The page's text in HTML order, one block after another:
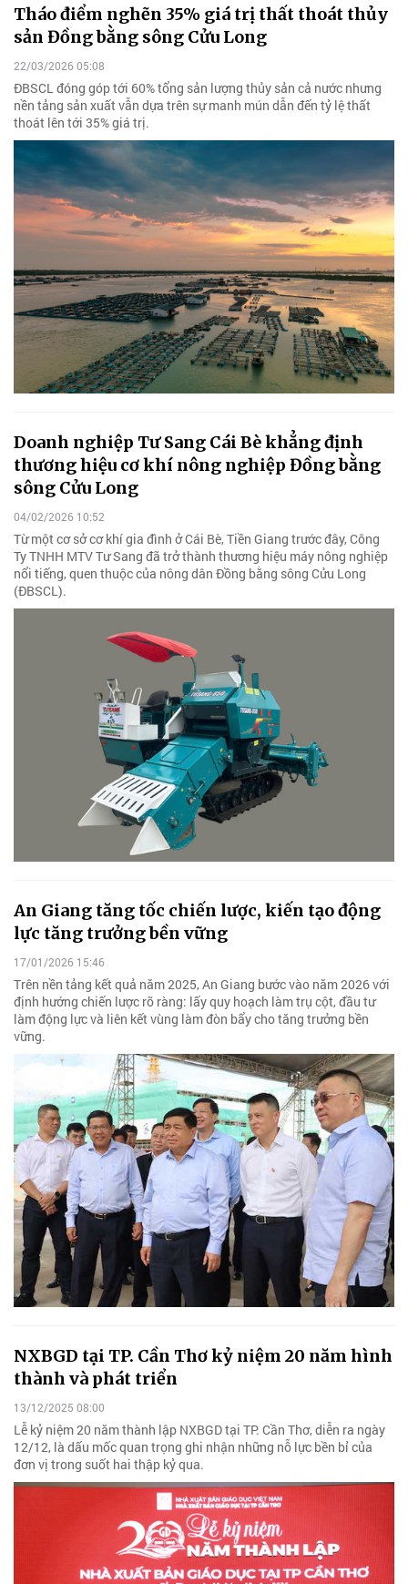
Tháo điểm nghẽn 35% giá trị thất thoát thủy
sản Đồng bằng sông Cửu Long
22/03/2026 05:08
ĐBSCL đóng góp tới 60% tổng sản lượng thủy sản cả nước nhưng
nền tảng sản xuất vẫn dựa trên sự manh mún dẫn đến tỷ lệ thất
thoát lên tới 35% giá trị.
Doanh nghiệp Tư Sang Cái Bè khẳng định
thương hiệu cơ khí nông nghiệp Đồng bằng
sông Cửu Long
04/02/2026 10:52
Từ một cơ sở cơ khí gia đình ở Cái Bè, Tiền Giang trước đây, Công
Ty TNHH MTV Tư Sang đã trở thành thương hiệu máy nông nghiệp
nổi tiếng, quen thuộc của nông dân Đồng bằng sông Cửu Long
(ĐBSCL).
An Giang tăng tốc chiến lược, kiến tạo động
lực tăng trưởng bền vững
17/01/2026 15:46
Trên nền tảng kết quả năm 2025, An Giang bước vào năm 2026 với
định hướng chiến lược rõ ràng: lấy quy hoạch làm trụ cột, đầu tư
làm động lực và liên kết vùng làm đòn bẩy cho tăng trưởng bền
vững.
NXBGD tại TP. Cần Thơ kỷ niệm 20 năm hình
thành và phát triển
13/12/2025 08:00
Lễ kỷ niệm 20 năm thành lập NXBGD tại TP. Cần Thơ, diễn ra ngày
12/12, là dấu mốc quan trọng ghi nhận những nỗ lực bền bỉ của
đơn vị trong suốt hai thập kỷ qua.